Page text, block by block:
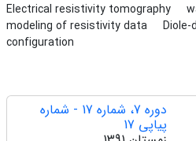
Electrical resistivity tomography
modeling of resistivity data
Diole-
configuration
دوره 7، شماره 17 - شماره
پیاپی 17